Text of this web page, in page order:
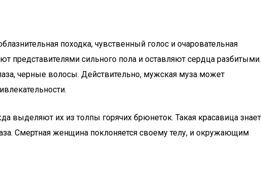
походка, чувственный голос и очаровательная
представителями сильного пола и оставляют сердца разбитыми.
черные волосы. Действительно, мужская муза может
выделяют их из толпы горячих брюнеток. Такая красавица знает
Смертная женщина поклоняется своему телу, и окружающим